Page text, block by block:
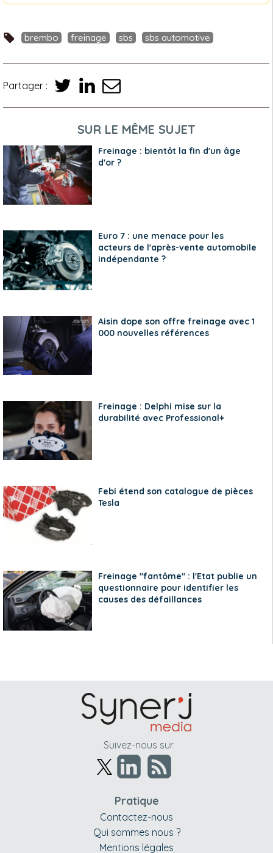
brembo freinage sbs sbs automotive
Partager :
SUR LE MÊME SUJET
Freinage : bientôt la fin d'un âge
d'or ?
Euro 7 : une menace pour les
acteurs de l'après-vente automobile
indépendante ?
Aisin dope son offre freinage avec 1
000 nouvelles références
Freinage : Delphi mise sur la
durabilité avec Professional+
Febi étend son catalogue de pièces
Tesla
Freinage "fantôme" : l'Etat publie un
questionnaire pour identifier les
causes des défaillances
Suivez-nous sur
Pratique
Contactez-nous
Qui sommes nous ?
Mentions légales